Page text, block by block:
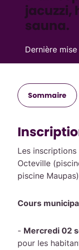
jacuzzi,
sauna.
Dernière
Sommaire
Les
Octeville
piscine
Cours
- Mercredi 02
pour les